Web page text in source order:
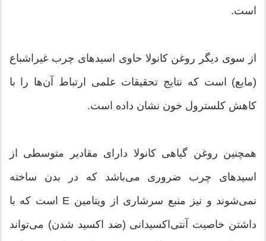
است.
از سوی دیگر روغن کانولا حاوی اسیدهای چرب غیراشباع
(مایع) است که نتایج تحقیقات علمی ارتباط آن‌ها را با
کاهش کلسترول خون نشان داده است.
همچنین روغن گیاهی کانولا دارای مقادیر متوسطی از
اسیدهای چرب ضروری می‌باشد که در بدن ساخته
نمی‌شوند و نیز منبع سرشاری از ویتامین E است که با
داشتن خاصیت آنتی‌اکسیدانی (ضد اکسید شدن) می‌تواند